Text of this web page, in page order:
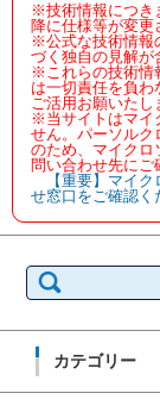
※技術情報につき
降に仕様等が変更
※公式な技術情報
づく独自の見解が
※これらの技術情
は一切責任を負わ
ご活用お願いたし
※当サイトはマイ
せん。パーソルク
のため、マイクロ
問い合わせ先にご
【重要】マイ
せ窓口をご確認く
索:
カテゴリー